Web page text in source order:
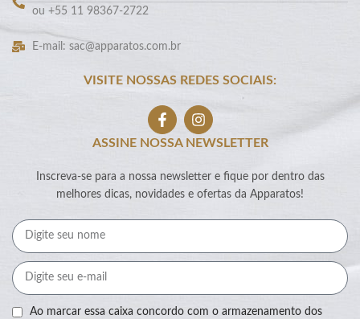
ou +55 11 98367-2722
E-mail: sac@apparatos.com.br
VISITE NOSSAS REDES SOCIAIS:
ASSINE NOSSA NEWSLETTER
Inscreva-se para a nossa newsletter e fique por dentro das
melhores dicas, novidades e ofertas da Apparatos!
Ao marcar essa caixa concordo com o armazenamento dos